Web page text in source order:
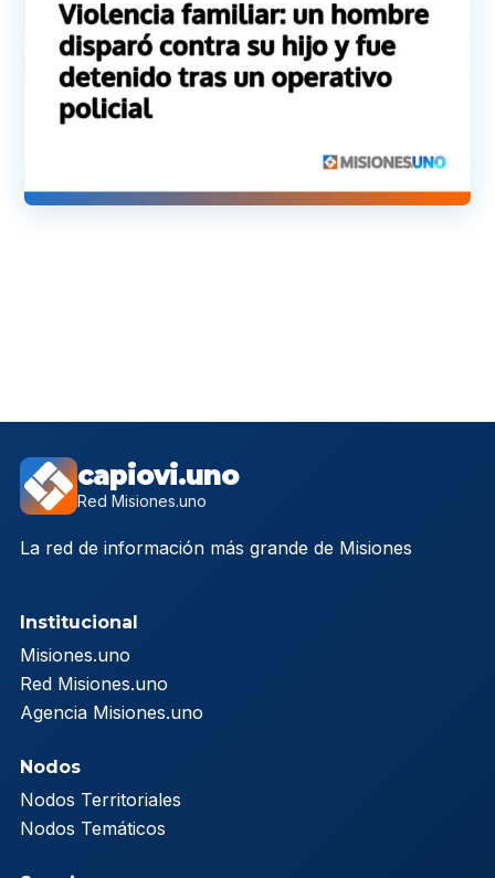
capiovi.uno
Red Misiones.uno
La red de información más grande de Misiones
Institucional
Misiones.uno
Red Misiones.uno
Agencia Misiones.uno
Nodos
Nodos Territoriales
Nodos Temáticos